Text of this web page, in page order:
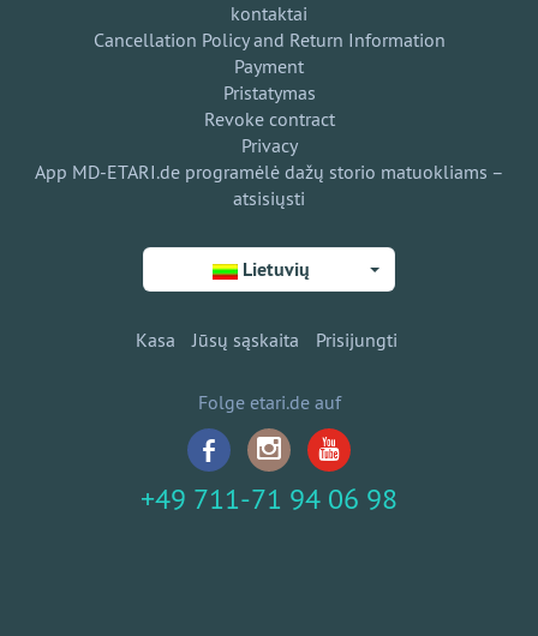
kontaktai
Cancellation Policy and Return Information
Payment
Pristatymas
Revoke contract
Privacy
App MD-ETARI.de programėlė dažų storio matuokliams –
atsisiųsti
Lietuvių
Kasa Jūsų sąskaita Prisijungti
Folge etari.de auf
+49 711-71 94 06 98